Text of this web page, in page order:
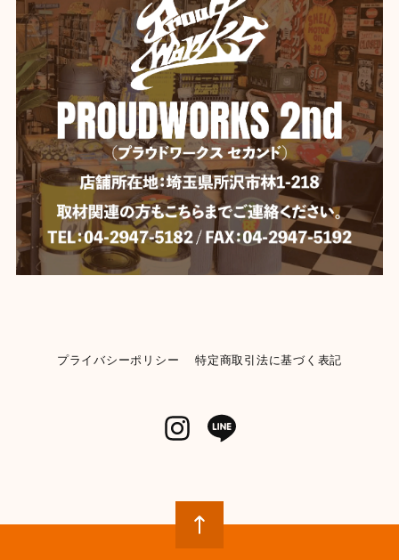
【Mercury】マーキュリー スタッキングマグ ★
イエロー
2026/06/04
いつも迅速な発送、丁寧な梱包。 ありがとうございま
す。
【DULTON】 ダルトン デスクトップ バスケット
YELLOW
2026/06/04
【Mercury】マーキュリー ビーチサンダル 《BLACK》★
BLACK-28cm
【KENDRICKS】小物入れ ペンシルケース コスメポーチ
とてもかわいいです 早速使ってみましたが、パッキン部
プライバシーポリシー 特定商取引法に基づく表記